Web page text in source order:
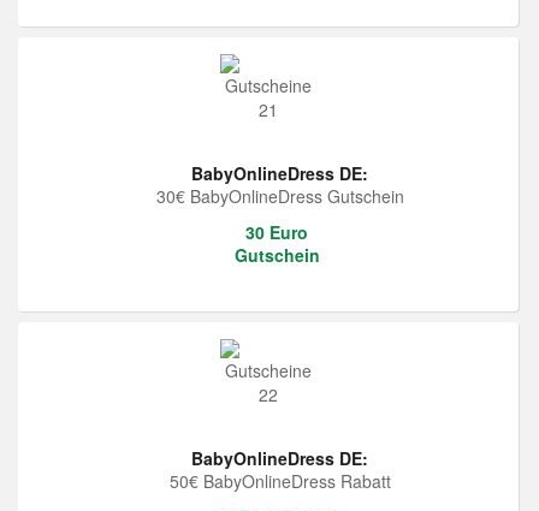
BabyOnlineDress DE:
30€ BabyOnlineDress Gutschein
30 Euro
Gutschein
BabyOnlineDress DE:
50€ BabyOnlineDress Rabatt